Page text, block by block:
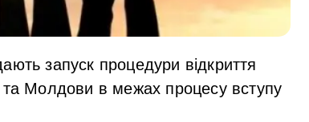
запуск процедури відкриття
та Молдови в межах процесу вступу